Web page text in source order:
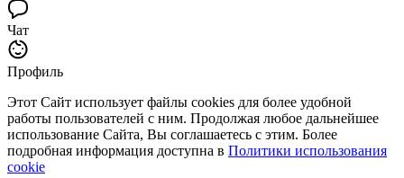
Чат
Профиль
Этот Сайт использует файлы cookies для более удобной
работы пользователей с ним. Продолжая любое дальнейшее
использование Сайта, Вы соглашаетесь с этим. Более
подробная информация доступна в Политики использования
cookie